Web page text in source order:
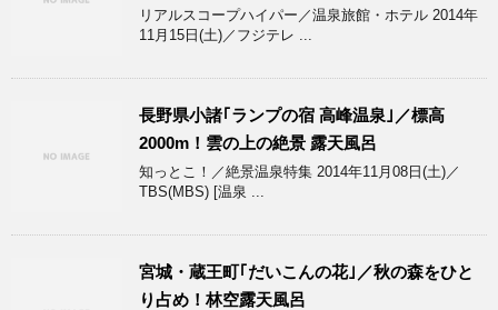
リアルスコープハイパー／温泉旅館・ホテル 2014年
11月15日(土)／フジテレ ...
長野県小諸｢ランプの宿 高峰温泉｣／標高
2000m！雲の上の絶景 露天風呂
知っとこ！／絶景温泉特集 2014年11月08日(土)／
TBS(MBS) [温泉 ...
宮城・蔵王町｢だいこんの花｣／秋の森をひと
り占め！林空露天風呂